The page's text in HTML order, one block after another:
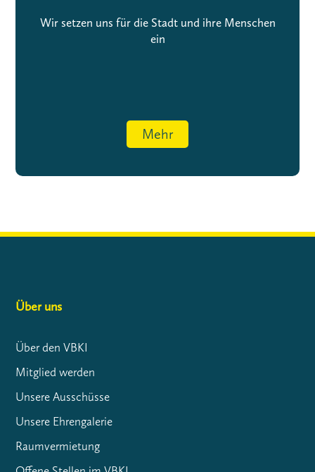
Wir setzen uns für die Stadt und ihre Menschen
ein
Mehr
Über uns
Über den VBKI
Mitglied werden
Unsere Ausschüsse
Unsere Ehrengalerie
Raumvermietung